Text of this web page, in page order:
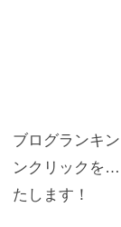
ブログランキ
ンクリックを
たします！